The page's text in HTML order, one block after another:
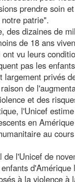
prendre soin
patrie".
des dizaines de
de 18 ans
vu leurs
pas les
largement privés
de
et des
l'Unicef
en
au
de l'Unicef de
d'Amérique
à la violence à